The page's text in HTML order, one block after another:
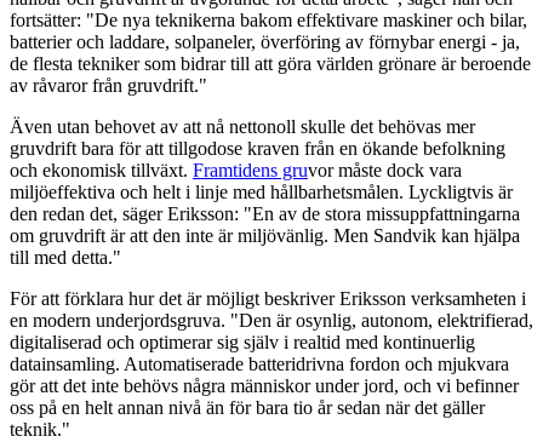
fortsätter: "De nya teknikerna bakom effektivare maskiner och bilar,
batterier och laddare, solpaneler, överföring av förnybar energi - ja,
de flesta tekniker som bidrar till att göra världen grönare är beroende
av råvaror från gruvdrift."
Även utan behovet av att nå nettonoll skulle det behövas mer
gruvdrift bara för att tillgodose kraven från en ökande befolkning
och ekonomisk tillväxt. Framtidens gruvor måste dock vara
miljöeffektiva och helt i linje med hållbarhetsmålen. Lyckligtvis är
den redan det, säger Eriksson: "En av de stora missuppfattningarna
om gruvdrift är att den inte är miljövänlig. Men Sandvik kan hjälpa
till med detta."
För att förklara hur det är möjligt beskriver Eriksson verksamheten i
en modern underjordsgruva. "Den är osynlig, autonom, elektrifierad,
digitaliserad och optimerar sig själv i realtid med kontinuerlig
datainsamling. Automatiserade batteridrivna fordon och mjukvara
gör att det inte behövs några människor under jord, och vi befinner
oss på en helt annan nivå än för bara tio år sedan när det gäller
teknik."